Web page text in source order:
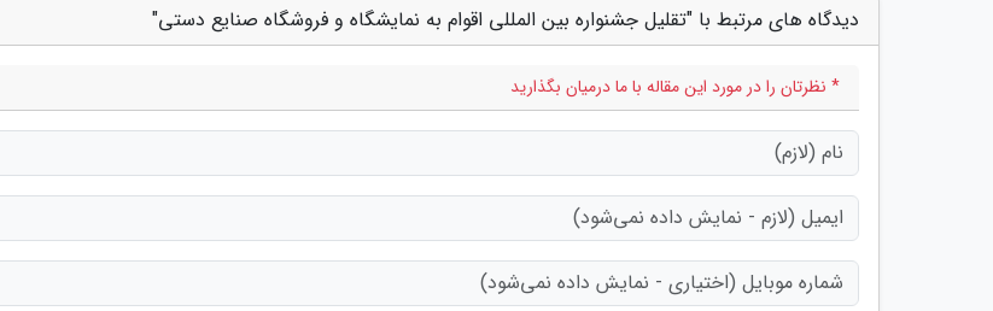
دیدگاه های مرتبط با "تقلیل جشنواره بین المللی اقوام به نمایشگاه و فروشگاه صنایع دستی"
* نظرتان را در مورد این مقاله با ما درمیان بگذارید